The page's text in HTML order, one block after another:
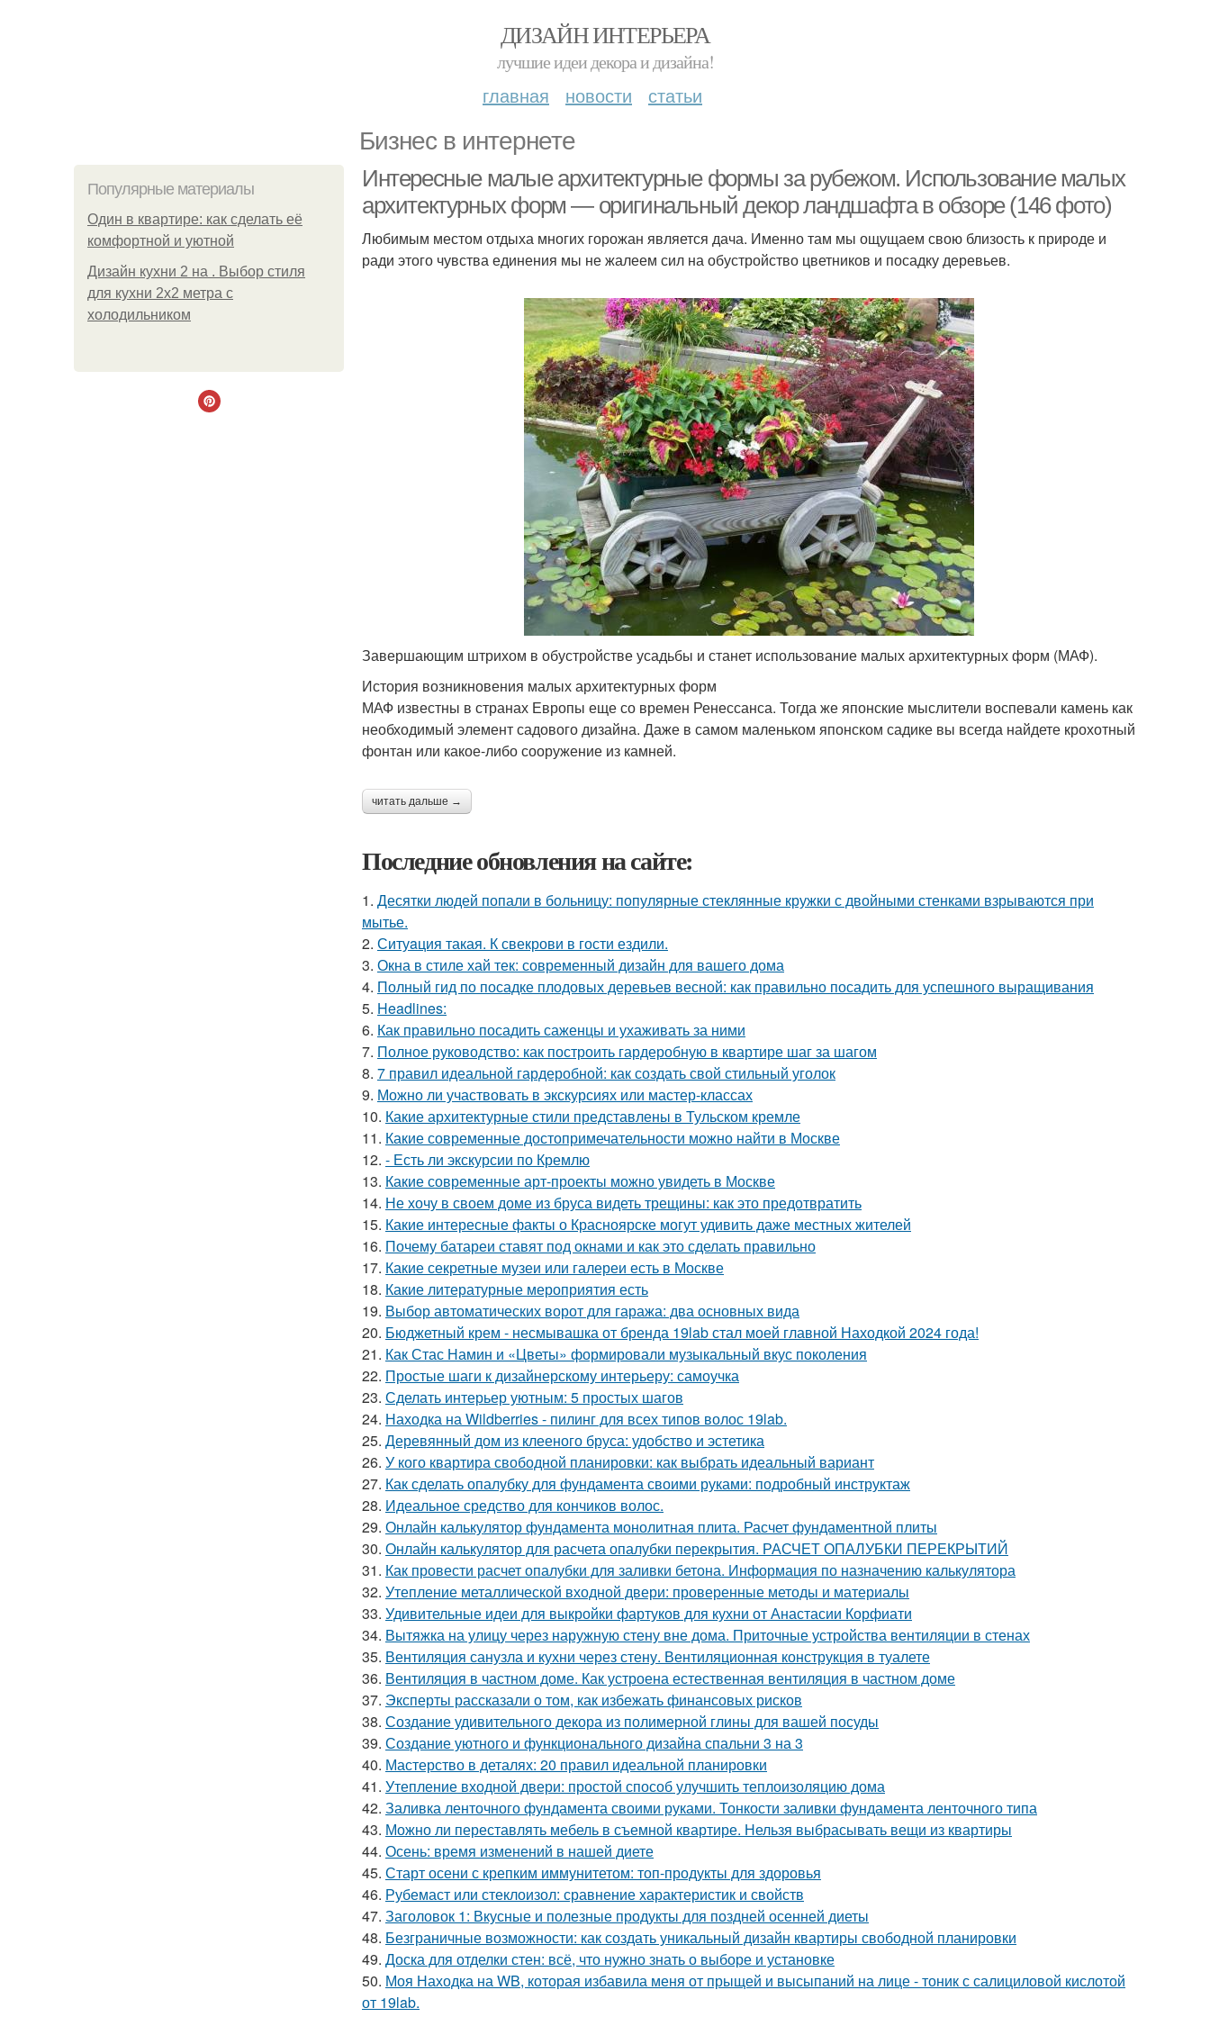
ДИЗАЙН ИНТЕРЬЕРА
лучшие идеи декора и дизайна!
главная новости статьи
Бизнес в интернете
Популярные материалы
Один в квартире: как сделать её
комфортной и уютной
Дизайн кухни 2 на . Выбор стиля
для кухни 2х2 метра с
холодильником
Интересные малые архитектурные формы за рубежом. Использование малых
архитектурных форм — оригинальный декор ландшафта в обзоре (146 фото)
Любимым местом отдыха многих горожан является дача. Именно там мы ощущаем свою близость к природе и
ради этого чувства единения мы не жалеем сил на обустройство цветников и посадку деревьев.
Завершающим штрихом в обустройстве усадьбы и станет использование малых архитектурных форм (МАФ).
История возникновения малых архитектурных форм
МАФ известны в странах Европы еще со времен Ренессанса. Тогда же японские мыслители воспевали камень как
необходимый элемент садового дизайна. Даже в самом маленьком японском садике вы всегда найдете крохотный
фонтан или какое-либо сооружение из камней.
читать дальше →
Последние обновления на сайте:
1. Десятки людей попали в больницу: популярные стеклянные кружки с двойными стенками взрываются при
мытье.
2. Ситуaция такая. К свекрови в гости ездили.
3. Окна в стиле хай тек: современный дизайн для вашего дома
4. Полный гид по посадке плодовых деревьев весной: как правильно посадить для успешного выращивания
5. Headlines:
6. Как правильно посадить саженцы и ухаживать за ними
7. Полное руководство: как построить гардеробную в квартире шаг за шагом
8. 7 правил идеальной гардеробной: как создать свой стильный уголок
9. Можно ли участвовать в экскурсиях или мастер-классах
10. Какие архитектурные стили представлены в Тульском кремле
11. Какие современные достопримечательности можно найти в Москве
12. - Есть ли экскурсии по Кремлю
13. Какие современные арт-проекты можно увидеть в Москве
14. Не хочу в своем доме из бруса видеть трещины: как это предотвратить
15. Какие интересные факты о Красноярске могут удивить даже местных жителей
16. Почему батареи ставят под окнами и как это сделать правильно
17. Какие секретные музеи или галереи есть в Москве
18. Какие литературные мероприятия есть
19. Выбор автоматических ворот для гаража: два основных вида
20. Бюджетный крем - несмывашка от бренда 19lab стал моей главной Находкой 2024 года!
21. Как Стас Намин и «Цветы» формировали музыкальный вкус поколения
22. Простые шаги к дизайнерскому интерьеру: самоучка
23. Сделать интерьер уютным: 5 простых шагов
24. Находка на Wildberries - пилинг для всех типов волос 19lab.
25. Деревянный дом из клееного бруса: удобство и эстетика
26. У кого квартира свободной планировки: как выбрать идеальный вариант
27. Как сделать опалубку для фундамента своими руками: подробный инструктаж
28. Идеальное средство для кончиков волос.
29. Онлайн калькулятор фундамента монолитная плита. Расчет фундаментной плиты
30. Онлайн калькулятор для расчета опалубки перекрытия. РАСЧЕТ ОПАЛУБКИ ПЕРЕКРЫТИЙ
31. Как провести расчет опалубки для заливки бетона. Информация по назначению калькулятора
32. Утепление металлической входной двери: проверенные методы и материалы
33. Удивительные идеи для выкройки фартуков для кухни от Анастасии Корфиати
34. Вытяжка на улицу через наружную стену вне дома. Приточные устройства вентиляции в стенах
35. Вентиляция санузла и кухни через стену. Вентиляционная конструкция в туалете
36. Вентиляция в частном доме. Как устроена естественная вентиляция в частном доме
37. Эксперты рассказали о том, как избежать финансовых рисков
38. Создание удивительного декора из полимерной глины для вашей посуды
39. Создание уютного и функционального дизайна спальни 3 на 3
40. Мастерство в деталях: 20 правил идеальной планировки
41. Утепление входной двери: простой способ улучшить теплоизоляцию дома
42. Заливка ленточного фундамента своими руками. Тонкости заливки фундамента ленточного типа
43. Можно ли переставлять мебель в съемной квартире. Нельзя выбрасывать вещи из квартиры
44. Осень: время изменений в нашей диете
45. Старт осени с крепким иммунитетом: топ-продукты для здоровья
46. Рубемаст или стеклоизол: сравнение характеристик и свойств
47. Заголовок 1: Вкусные и полезные продукты для поздней осенней диеты
48. Безграничные возможности: как создать уникальный дизайн квартиры свободной планировки
49. Доска для отделки стен: всё, что нужно знать о выборе и установке
50. Моя Находка на WB, которая избавила меня от прыщей и высыпаний на лице - тоник с салициловой кислотой
от 19lab.